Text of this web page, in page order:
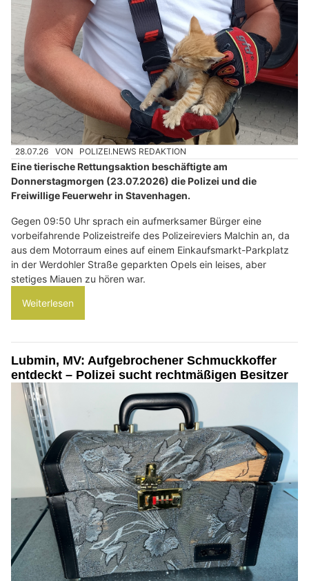
28.07.26 VON POLIZEI.NEWS REDAKTION
Eine tierische Rettungsaktion beschäftigte am
Donnerstagmorgen (23.07.2026) die Polizei und die
Freiwillige Feuerwehr in Stavenhagen.
Gegen 09:50 Uhr sprach ein aufmerksamer Bürger eine
vorbeifahrende Polizeistreife des Polizeireviers Malchin an, da
aus dem Motorraum eines auf einem Einkaufsmarkt-Parkplatz
in der Werdohler Straße geparkten Opels ein leises, aber
stetiges Miauen zu hören war.
Weiterlesen
Lubmin, MV: Aufgebrochener Schmuckkoffer
entdeckt – Polizei sucht rechtmäßigen Besitzer